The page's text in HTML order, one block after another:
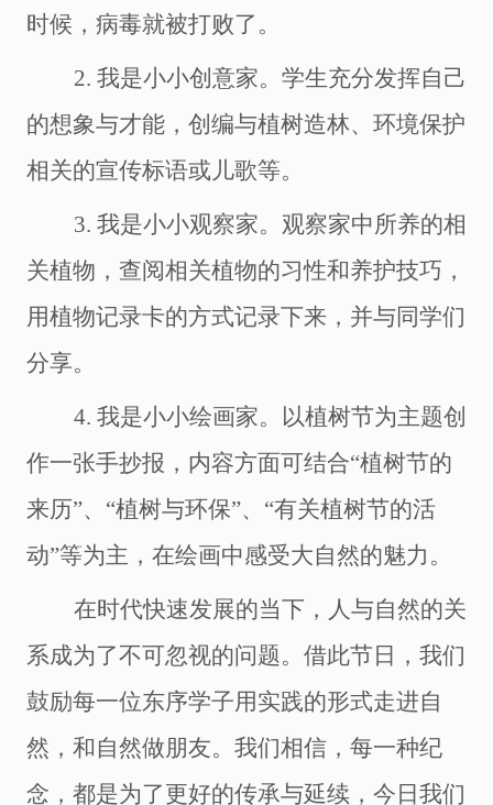
时候，病毒就被打败了。
2. 我是小小创意家。学生充分发挥自己
的想象与才能，创编与植树造林、环境保护
相关的宣传标语或儿歌等。
3. 我是小小观察家。观察家中所养的相
关植物，查阅相关植物的习性和养护技巧，
用植物记录卡的方式记录下来，并与同学们
分享。
4. 我是小小绘画家。以植树节为主题创
作一张手抄报，内容方面可结合“植树节的
来历”、“植树与环保”、“有关植树节的活
动”等为主，在绘画中感受大自然的魅力。
在时代快速发展的当下，人与自然的关
系成为了不可忽视的问题。借此节日，我们
鼓励每一位东序学子用实践的形式走进自
然，和自然做朋友。我们相信，每一种纪
念，都是为了更好的传承与延续，今日我们